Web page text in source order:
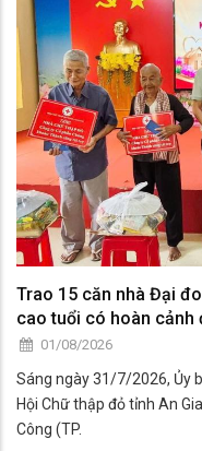
Trao 15 căn nhà Đại
cao tuổi có hoàn cảnh
01/08/2026
Sáng ngày 31/7/2026, Ủy
Hội Chữ thập đỏ tỉnh An
Công (TP.